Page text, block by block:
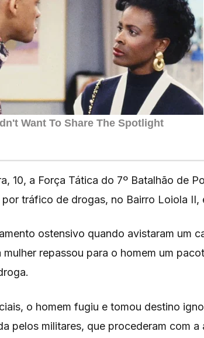
10, a Força Tática do 7º Batalhão de
tráfico de drogas, no Bairro Loiola II,
ostensivo quando avistaram um
repassou para o homem um
o homem fugiu e tomou destino
pelos militares, que procederam com a